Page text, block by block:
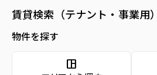
賃貸検索（テナント・事業用）
物件を探す
space_dashboard
地図・周辺環境 arrow_forward
周辺環境